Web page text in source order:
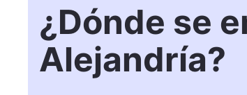
¿Dónde se
Alejandría?